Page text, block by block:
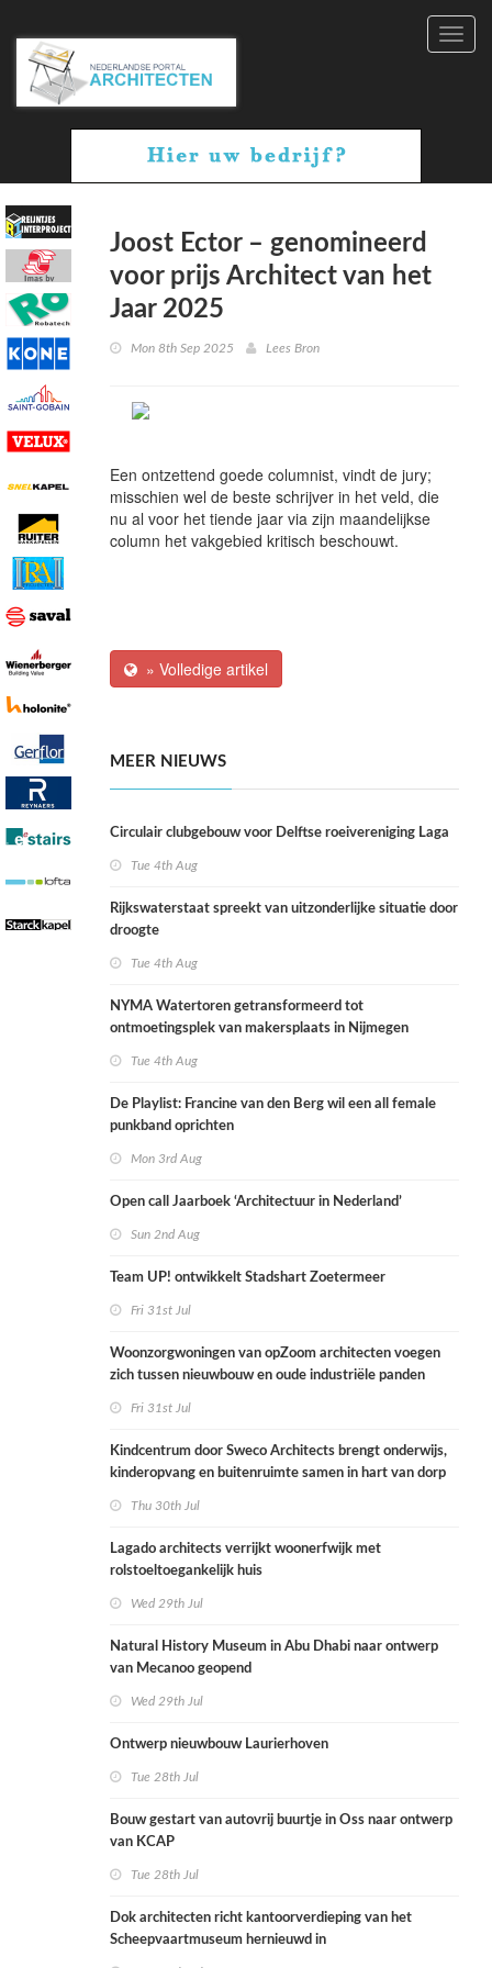
Joost Ector – genomineerd
voor prijs Architect van het
Jaar 2025
Mon 8th Sep 2025 Lees Bron
Een ontzettend goede columnist, vindt de jury;
misschien wel de beste schrijver in het veld, die
nu al voor het tiende jaar via zijn maandelijkse
column het vakgebied kritisch beschouwt.
» Volledige artikel
MEER NIEUWS
Circulair clubgebouw voor Delftse roeivereniging Laga
Tue 4th Aug
Rijkswaterstaat spreekt van uitzonderlijke situatie door
droogte
Tue 4th Aug
NYMA Watertoren getransformeerd tot
ontmoetingsplek van makersplaats in Nijmegen
Tue 4th Aug
De Playlist: Francine van den Berg wil een all female
punkband oprichten
Mon 3rd Aug
Open call Jaarboek ‘Architectuur in Nederland’
Sun 2nd Aug
Team UP! ontwikkelt Stadshart Zoetermeer
Fri 31st Jul
Woonzorgwoningen van opZoom architecten voegen
zich tussen nieuwbouw en oude industriële panden
Fri 31st Jul
Kindcentrum door Sweco Architects brengt onderwijs,
kinderopvang en buitenruimte samen in hart van dorp
Thu 30th Jul
Lagado architects verrijkt woonerfwijk met
rolstoeltoegankelijk huis
Wed 29th Jul
Natural History Museum in Abu Dhabi naar ontwerp
van Mecanoo geopend
Wed 29th Jul
Ontwerp nieuwbouw Laurierhoven
Tue 28th Jul
Bouw gestart van autovrij buurtje in Oss naar ontwerp
van KCAP
Tue 28th Jul
Dok architecten richt kantoorverdieping van het
Scheepvaartmuseum hernieuwd in